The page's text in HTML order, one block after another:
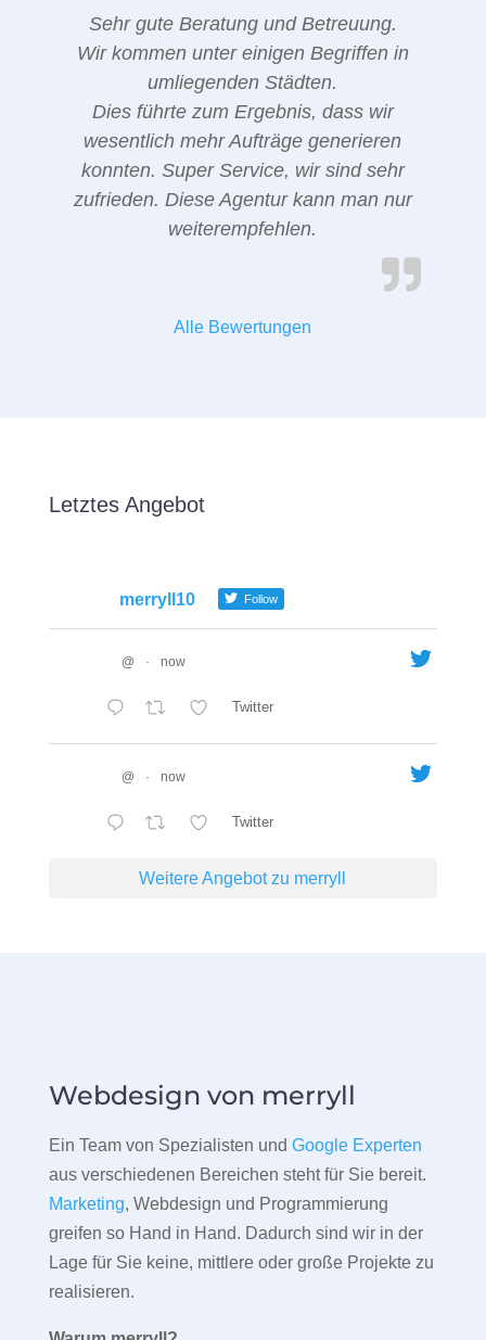
Sehr gute Beratung und Betreuung.
Wir kommen unter einigen Begriffen in
umliegenden Städten.
Dies führte zum Ergebnis, dass wir
wesentlich mehr Aufträge generieren
konnten. Super Service, wir sind sehr
zufrieden. Diese Agentur kann man nur
weiterempfehlen.
Alle Bewertungen
Letztes Angebot
merryll10 Follow
@ · now
Twitter
@ · now
Twitter
Weitere Angebot zu merryll
Webdesign von merryll
Ein Team von Spezialisten und Google Experten
aus verschiedenen Bereichen steht für Sie bereit.
Marketing, Webdesign und Programmierung
greifen so Hand in Hand. Dadurch sind wir in der
Lage für Sie keine, mittlere oder große Projekte zu
realisieren.